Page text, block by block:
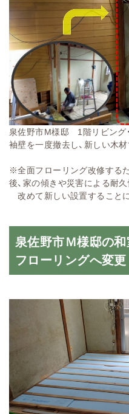
泉佐野市M様邸 1階リビング
袖壁を一度撤去し、新しい木
※全面フローリング改修する
後、家の傾きや災害による耐久
改めて新しい設置することに
泉佐野市Ｍ様邸の
フローリングへ変更